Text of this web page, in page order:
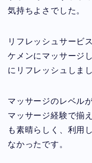
気持ちよさでした。
リフレッシュサービ
ケメンにマッサージ
にリフレッシュしまし
マッサージのレベル
マッサージ経験で揃
も素晴らしく、利用
なかったです。